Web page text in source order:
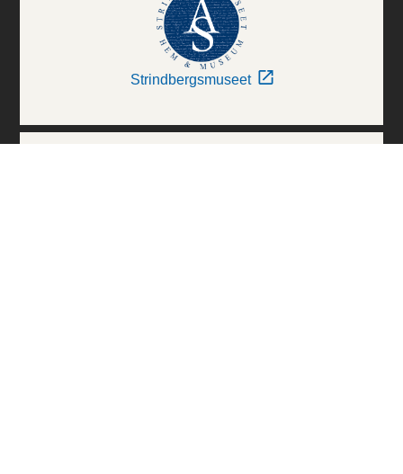
Strindbergsmuseet